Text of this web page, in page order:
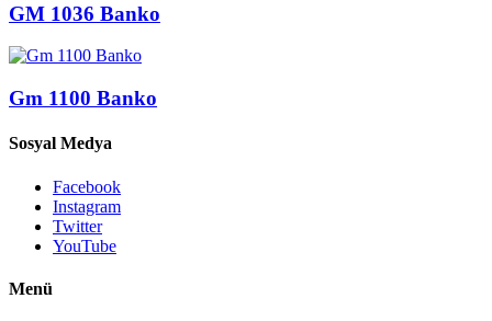
GM 1036 Banko
Gm 1100 Banko
Sosyal Medya
Facebook
Instagram
Twitter
YouTube
Menü